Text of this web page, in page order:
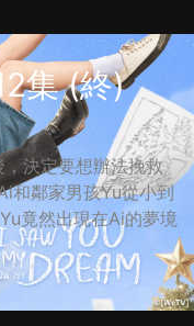
集 (終)
決定要想辦法挽救
和鄰家男孩Yu從小到
竟然出現在Ai的夢境